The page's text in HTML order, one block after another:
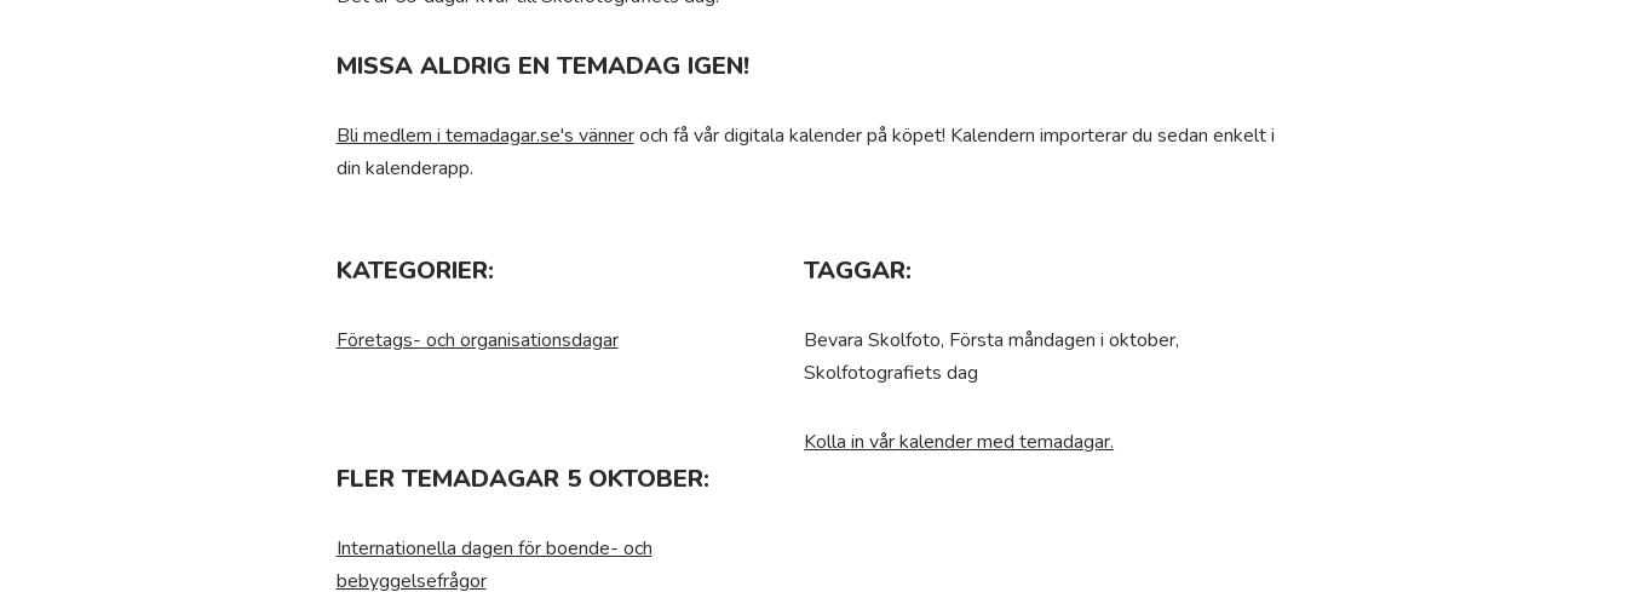
MISSA ALDRIG EN TEMADAG IGEN!
Bli medlem i temadagar.se's vänneroch få vår digitala kalender på köpet! Kalendern importerar du sedan enkelt i
din kalenderapp.
KATEGORIER:
Företags- och organisationsdagar
TAGGAR:
Bevara Skolfoto, Första måndagen i oktober,
Skolfotografiets dag
FLER TEMADAGAR 5 OKTOBER:
Internationella dagen för boende- och
bebyggelsefrågor
Kolla in vår kalender med temadagar.